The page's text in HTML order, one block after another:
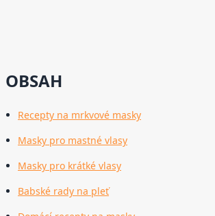
OBSAH
Recepty na mrkvové masky
Masky pro mastné vlasy
Masky pro krátké vlasy
Babské rady na pleť